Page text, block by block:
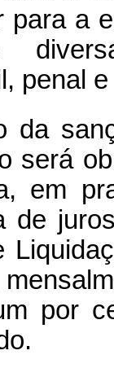
para a
penal
da
será
em
de
por